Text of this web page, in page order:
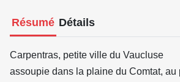
Résumé Détails
Carpentras, petite ville du Vaucluse
assoupie dans la plaine du Comtat, au